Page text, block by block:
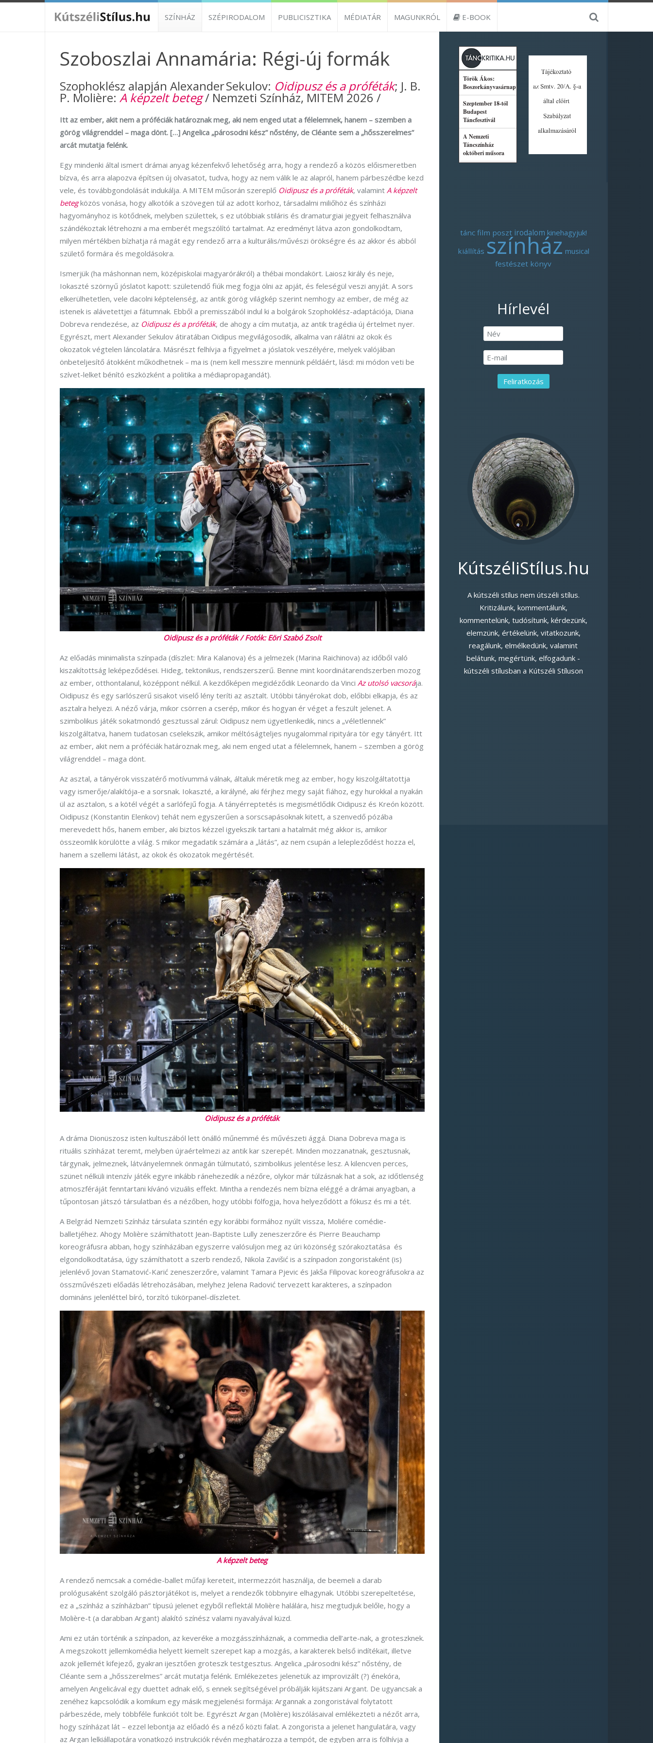
SZÍNHÁZ SZÉPIRODALOM PUBLICISZTIKA MÉDIATÁR MAGUNKRÓL E-BOOK
Szoboszlai Annamária: Régi-új formák
Szophoklész alapján Alexander Sekulov: Oidipusz és a próféták; J. B.
P. Molière: A képzelt beteg/ Nemzeti Színház, MITEM 2026 /
Itt az ember, akit nem a próféciák határoznak meg, aki nem enged utat a félelemnek, hanem – szemben a
görög világrenddel – maga dönt. […] Angelica „párosodni kész” nőstény, de Cléante sem a „hősszerelmes”
arcát mutatja felénk.
Egy mindenki által ismert drámai anyag kézenfekvő lehetőség arra, hogy a rendező a közös előismeretben
bízva, és arra alapozva építsen új olvasatot, tudva, hogy az nem válik le az alapról, hanem párbeszédbe kezd
vele, és továbbgondolását indukálja. A MITEM műsorán szereplő Oidipusz és a próféták, valamint A képzelt
betegközös vonása, hogy alkotóik a szövegen túl az adott korhoz, társadalmi miliőhöz és színházi
hagyományhoz is kötődnek, melyben születtek, s ez utóbbiak stiláris és dramaturgiai jegyeit felhasználva
szándékoztak létrehozni a ma emberét megszólító tartalmat. Az eredményt látva azon gondolkodtam,
milyen mértékben bízhatja rá magát egy rendező arra a kulturális/művészi örökségre és az akkor és abból
születő formára és megoldásokra.
Ismerjük (ha máshonnan nem, középiskolai magyarórákról) a thébai mondakört. Laiosz király és neje,
Iokaszté szörnyű jóslatot kapott: születendő fiúk meg fogja ölni az apját, és feleségül veszi anyját. A sors
elkerülhetetlen, vele dacolni képtelenség, az antik görög világkép szerint nemhogy az ember, de még az
istenek is alávetettjei a fátumnak. Ebből a premisszából indul ki a bolgárok Szophoklész-adaptációja, Diana
Dobreva rendezése, az Oidipusz és a próféták, de ahogy a cím mutatja, az antik tragédia új értelmet nyer.
Egyrészt, mert Alexander Sekulov átiratában Oidipus megvilágosodik, alkalma van rálátni az okok és
okozatok végtelen láncolatára. Másrészt felhívja a figyelmet a jóslatok veszélyére, melyek valójában
önbeteljesítő átokként működhetnek – ma is (nem kell messzire mennünk példáért, lásd: mi módon veti be
szívet-lelket bénító eszközként a politika a médiapropagandát).
Oidipusz és a próféták / Fotók: Eöri Szabó Zsolt
Az előadás minimalista színpada (díszlet: Mira Kalanova) és a jelmezek (Marina Raichinova) az időből való
kiszakítottság leképeződései. Hideg, tektonikus, rendszerszerű. Benne mint koordinátarendszerben mozog
az ember, otthontalanul, középpont nélkül. A kezdőképen megidéződik Leonardo da Vinci Az utolsó vacsorája.
Oidipusz és egy sarlószerű sisakot viselő lény teríti az asztalt. Utóbbi tányérokat dob, előbbi elkapja, és az
asztalra helyezi. A néző várja, mikor csörren a cserép, mikor és hogyan ér véget a feszült jelenet. A
szimbolikus játék sokatmondó gesztussal zárul: Oidipusz nem ügyetlenkedik, nincs a „véletlennek”
kiszolgáltatva, hanem tudatosan cselekszik, amikor méltóságteljes nyugalommal ripityára tör egy tányért. Itt
az ember, akit nem a próféciák határoznak meg, aki nem enged utat a félelemnek, hanem – szemben a görög
világrenddel – maga dönt.
Az asztal, a tányérok visszatérő motívummá válnak, általuk méretik meg az ember, hogy kiszolgáltatottja
vagy ismerője/alakítója-e a sorsnak. Iokaszté, a királyné, aki férjhez megy saját fiához, egy hurokkal a nyakán
ül az asztalon, s a kötél végét a sarlófejű fogja. A tányérreptetés is megismétlődik Oidipusz és Kreón között.
Oidipusz (Konstantin Elenkov) tehát nem egyszerűen a sorscsapásoknak kitett, a szenvedő pózába
merevedett hős, hanem ember, aki biztos kézzel igyekszik tartani a hatalmát még akkor is, amikor
összeomlik körülötte a világ. S mikor megadatik számára a „látás”, az nem csupán a lelepleződést hozza el,
hanem a szellemi látást, az okok és okozatok megértését.
Oidipusz és a próféták
A dráma Dionüszosz isten kultuszából lett önálló műnemmé és művészeti ággá. Diana Dobreva maga is
rituális színházat teremt, melyben újraértelmezi az antik kar szerepét. Minden mozzanatnak, gesztusnak,
tárgynak, jelmeznek, látványelemnek önmagán túlmutató, szimbolikus jelentése lesz. A kilencven perces,
szünet nélküli intenzív játék egyre inkább ránehezedik a nézőre, olykor már túlzásnak hat a sok, az időtlenség
atmoszféráját fenntartani kívánó vizuális effekt. Mintha a rendezés nem bízna eléggé a drámai anyagban, a
tűpontosan játszó társulatban és a nézőben, hogy utóbbi fölfogja, hova helyeződött a fókusz és mi a tét.
A Belgrád Nemzeti Színház társulata szintén egy korábbi formához nyúlt vissza, Moliére comédie-
balletjéhez. Ahogy Molière számíthatott Jean-Baptiste Lully zeneszerzőre és Pierre Beauchamp
koreográfusra abban, hogy színházában egyszerre valósuljon meg az úri közönség szórakoztatása és
elgondolkodtatása, úgy számíthatott a szerb rendező, Nikola Zavišić is a színpadon zongoristaként (is)
jelenlévő Jovan Stamatović-Karić zeneszerzőre, valamint Tamara Pjevic és Jakša Filipovac koreográfusokra az
összművészeti előadás létrehozásában, melyhez Jelena Radović tervezett karakteres, a színpadon
domináns jelenléttel bíró, torzító tükörpanel-díszletet.
A képzelt beteg
A rendező nemcsak a comédie-ballet műfaji kereteit, intermezzóit használja, de beemeli a darab
prológusaként szolgáló pásztorjátékot is, melyet a rendezők többnyire elhagynak. Utóbbi szerepeltetése,
ez a „színház a színházban” típusú jelenet egyből reflektál Molière halálára, hisz megtudjuk belőle, hogy a
Molière-t (a darabban Argant) alakító színész valami nyavalyával küzd.
Ami ez után történik a színpadon, az keveréke a mozgásszínháznak, a commedia dell’arte-nak, a groteszknek.
A megszokott jellemkomédia helyett kiemelt szerepet kap a mozgás, a karakterek belső indítékait, illetve
azok jellemét kifejező, gyakran ijesztően groteszk testgesztus. Angelica „párosodni kész” nőstény, de
Cléante sem a „hősszerelmes” arcát mutatja felénk. Emlékezetes jelenetük az improvizált (?) énekóra,
amelyen Angelicával egy duettet adnak elő, s ennek segítségével próbálják kijátszani Argant. De ugyancsak a
zenéhez kapcsolódik a komikum egy másik megjelenési formája: Argannak a zongoristával folytatott
párbeszéde, mely többféle funkciót tölt be. Egyrészt Argan (Molière) kiszólásaival emlékezteti a nézőt arra,
hogy színházat lát – ezzel lebontja az előadó és a néző közti falat. A zongorista a jelenet hangulatára, vagy
az Argan lelkiállapotára vonatkozó instrukciók révén meghatározza a tempót, de egyben arra is fölhívja a
tánc film poszt irodalom kinehagyjuk!
kiállítás színház musical
festészet könyv
Hírlevél
KútszéliStílus.hu
A kútszéli stílus nem útszéli stílus.
Kritizálunk, kommentálunk,
kommentelünk, tudósítunk, kérdezünk,
elemzünk, értékelünk, vitatkozunk,
reagálunk, elmélkedünk, valamint
belátunk, megértünk, elfogadunk -
kútszéli stílusban a Kútszéli Stíluson